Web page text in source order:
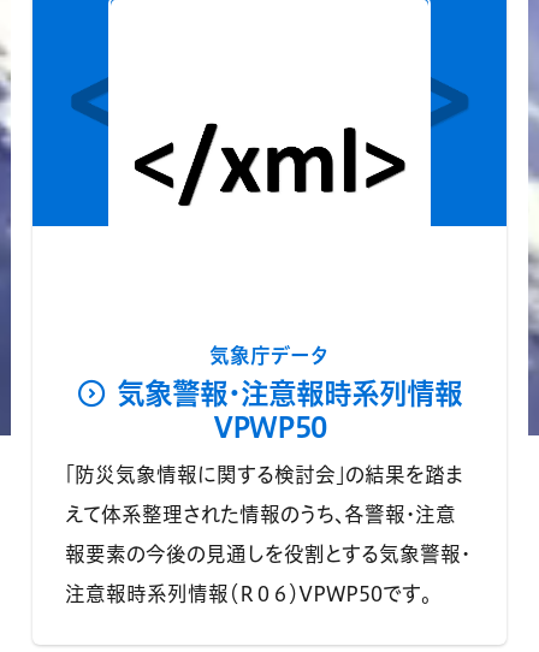
気象庁データ
気象警報・注意報時系列情報
VPWP50
「防災気象情報に関する検討会」の結果を踏ま
えて体系整理された情報のうち、各警報・注意
報要素の今後の見通しを役割とする気象警報・
注意報時系列情報（Ｒ０６）VPWP50です。